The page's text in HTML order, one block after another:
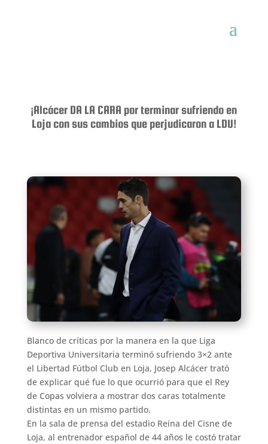
¡Alcácer DA LA CARA por terminar sufriendo en
Loja con sus cambios que perjudicaron a LDU!
Blanco de críticas por la manera en la que Liga
Deportiva Universitaria terminó sufriendo 3×2 ante
el Libertad Fútbol Club en Loja, Josep Alcácer trató
de explicar qué fue lo que ocurrió para que el Rey
de Copas volviera a mostrar dos caras totalmente
distintas en un mismo partido.
En la sala de prensa del estadio Reina del Cisne de
Loja, al entrenador español de 44 años le costó tratar